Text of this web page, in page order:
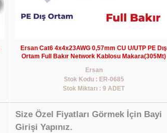
Ersan Cat6 4x4x23AWG 0,57mm CU U/UTP PE Dış
Ortam Full Bakır Network Kablosu Makara(305Mt)
Ersan
Stok Kodu : ER-0685
Stok Miktarı : 9 ADET
Size Özel Fiyatları Görmek İçin Bayi
Girişi Yapınız.